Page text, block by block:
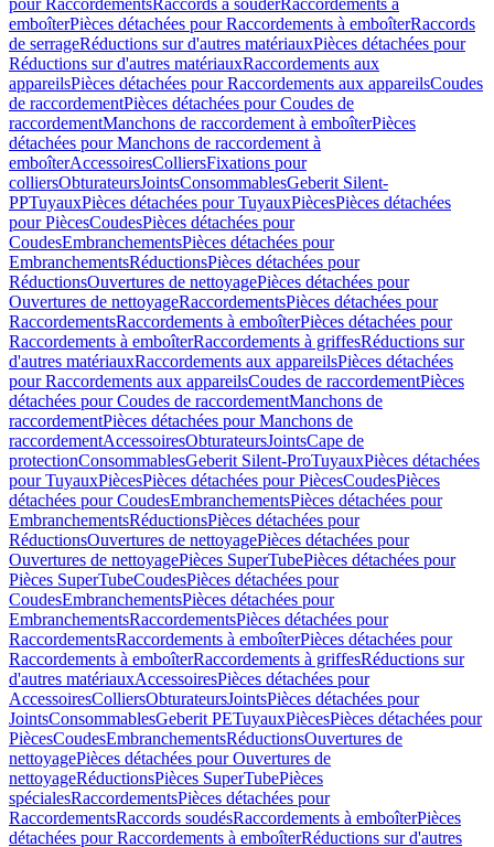
pour RaccordementsRaccords à souderRaccordements à
emboîterPièces détachées pour Raccordements à emboîterRaccords
de serrageRéductions sur d'autres matériauxPièces détachées pour
Réductions sur d'autres matériauxRaccordements aux
appareilsPièces détachées pour Raccordements aux appareilsCoudes
de raccordementPièces détachées pour Coudes de
raccordementManchons de raccordement à emboîterPièces
détachées pour Manchons de raccordement à
emboîterAccessoiresColliersFixations pour
colliersObturateursJointsConsommablesGeberit Silent-
PPTuyauxPièces détachées pour TuyauxPiècesPièces détachées
pour PiècesCoudesPièces détachées pour
CoudesEmbranchementsPièces détachées pour
EmbranchementsRéductionsPièces détachées pour
RéductionsOuvertures de nettoyagePièces détachées pour
Ouvertures de nettoyageRaccordementsPièces détachées pour
RaccordementsRaccordements à emboîterPièces détachées pour
Raccordements à emboîterRaccordements à griffesRéductions sur
d'autres matériauxRaccordements aux appareilsPièces détachées
pour Raccordements aux appareilsCoudes de raccordementPièces
détachées pour Coudes de raccordementManchons de
raccordementPièces détachées pour Manchons de
raccordementAccessoiresObturateursJointsCape de
protectionConsommablesGeberit Silent-ProTuyauxPièces détachées
pour TuyauxPiècesPièces détachées pour PiècesCoudesPièces
détachées pour CoudesEmbranchementsPièces détachées pour
EmbranchementsRéductionsPièces détachées pour
RéductionsOuvertures de nettoyagePièces détachées pour
Ouvertures de nettoyagePièces SuperTubePièces détachées pour
Pièces SuperTubeCoudesPièces détachées pour
CoudesEmbranchementsPièces détachées pour
EmbranchementsRaccordementsPièces détachées pour
RaccordementsRaccordements à emboîterPièces détachées pour
Raccordements à emboîterRaccordements à griffesRéductions sur
d'autres matériauxAccessoiresPièces détachées pour
AccessoiresColliersObturateursJointsPièces détachées pour
JointsConsommablesGeberit PETuyauxPiècesPièces détachées pour
PiècesCoudesEmbranchementsRéductionsOuvertures de
nettoyagePièces détachées pour Ouvertures de
nettoyageRéductionsPièces SuperTubePièces
spécialesRaccordementsPièces détachées pour
RaccordementsRaccords soudésRaccordements à emboîterPièces
détachées pour Raccordements à emboîterRéductions sur d'autres